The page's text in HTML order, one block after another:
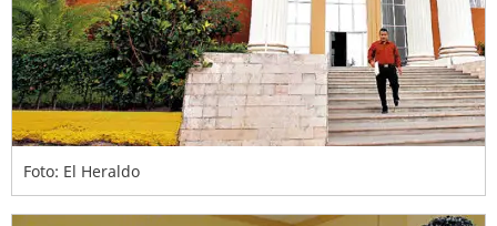
Foto: El Heraldo